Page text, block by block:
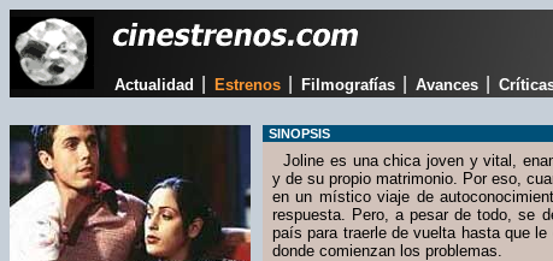
Actualidad Estrenos Filmografías Avances
SINOPSIS
Joline es una chica joven y vital,
y de su propio matrimonio. Por eso,
en un místico viaje de
respuesta. Pero, a pesar de todo, se
país para traerle de vuelta hasta que
donde comienzan los problemas.